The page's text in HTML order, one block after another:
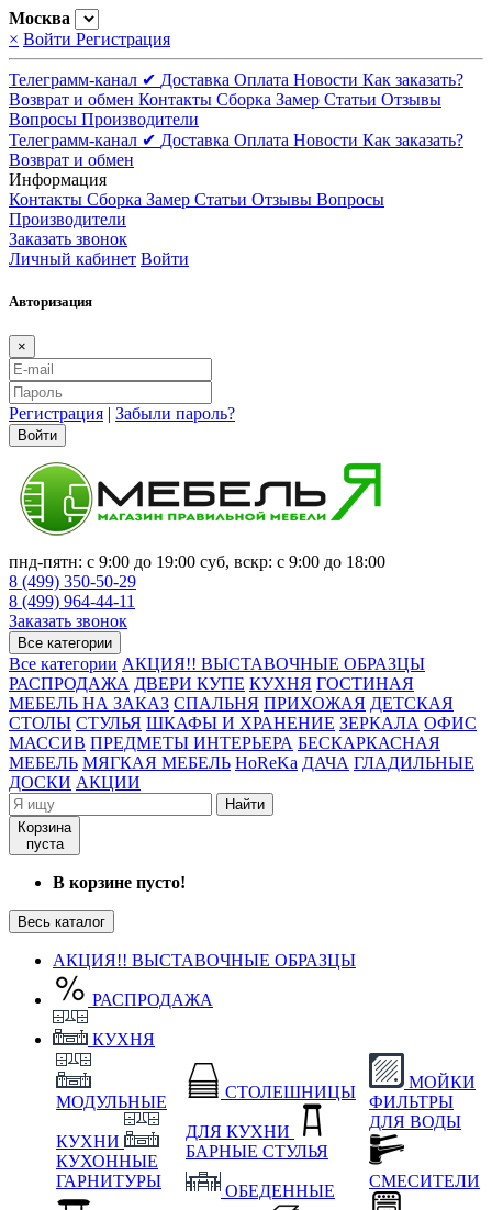
Москва
× Войти Регистрация
Телеграмм-канал ✔ Доставка Оплата Новости Как заказать?
Возврат и обмен Контакты Сборка Замер Статьи Отзывы
Вопросы Производители
Телеграмм-канал ✔ Доставка Оплата Новости Как заказать?
Возврат и обмен
Информация
Контакты Сборка Замер Статьи Отзывы Вопросы
Производители
Заказать звонок
Личный кабинет Войти
Авторизация
×
Регистрация | Забыли пароль?
Войти
пнд-пятн: с 9:00 до 19:00 суб, вскр: с 9:00 до 18:00
8 (499) 350-50-29
8 (499) 964-44-11
Заказать звонок
Все категории
Все категории АКЦИЯ!! ВЫСТАВОЧНЫЕ ОБРАЗЦЫ
РАСПРОДАЖА ДВЕРИ КУПЕ КУХНЯ ГОСТИНАЯ
МЕБЕЛЬ НА ЗАКАЗ СПАЛЬНЯ ПРИХОЖАЯ ДЕТСКАЯ
СТОЛЫ СТУЛЬЯ ШКАФЫ И ХРАНЕНИЕ ЗЕРКАЛА ОФИС
МАССИВ ПРЕДМЕТЫ ИНТЕРЬЕРА БЕСКАРКАСНАЯ
МЕБЕЛЬ МЯГКАЯ МЕБЕЛЬ HoReKa ДАЧА ГЛАДИЛЬНЫЕ
ДОСКИ АКЦИИ
Найти
Корзина
пуста
В корзине пусто!
Весь каталог
АКЦИЯ!! ВЫСТАВОЧНЫЕ ОБРАЗЦЫ
РАСПРОДАЖА
КУХНЯ
МОДУЛЬНЫЕ
КУХНИ
КУХОННЫЕ
ГАРНИТУРЫ
СТОЛЕШНИЦЫ
ДЛЯ КУХНИ
БАРНЫЕ СТУЛЬЯ
ОБЕДЕННЫЕ
МОЙКИ
ФИЛЬТРЫ
ДЛЯ ВОДЫ
СМЕСИТЕЛИ